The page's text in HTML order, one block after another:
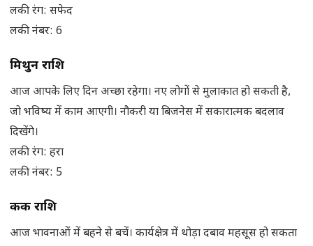
लकी रंग: सफेद
लकी नंबर: 6
मिथुन राशि
आज आपके लिए दिन अच्छा रहेगा। नए लोगों से मुलाकात हो सकती है,
जो भविष्य में काम आएगी। नौकरी या बिजनेस में सकारात्मक बदलाव
दिखेंगे।
लकी रंग: हरा
लकी नंबर: 5
कर्क राशि
आज भावनाओं में बहने से बचें। कार्यक्षेत्र में थोड़ा दबाव महसूस हो सकता